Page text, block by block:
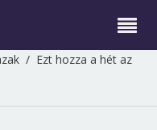
/ Ezt hozza a hét az